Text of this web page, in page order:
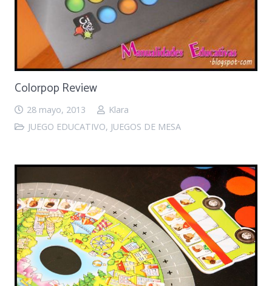
Colorpop Review
28 mayo, 2013
Klara
JUEGO EDUCATIVO, JUEGOS DE MESA